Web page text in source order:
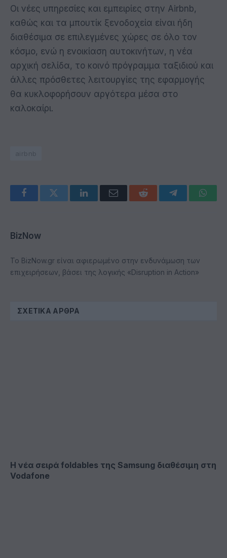
Οι νέες υπηρεσίες και εμπειρίες στην Airbnb,
καθώς και τα μπουτίκ ξενοδοχεία είναι ήδη
διαθέσιμα σε επιλεγμένες χώρες σε όλο τον
κόσμο, ενώ η ενοικίαση αυτοκινήτων, η νέα
αρχική σελίδα, το κοινό πρόγραμμα ταξιδιού και
άλλες πρόσθετες λειτουργίες της εφαρμογής
θα κυκλοφορήσουν αργότερα μέσα στο
καλοκαίρι.
airbnb
FacebookTwitter LinkedInEmail Reddit Telegram
BizNow
Το BizNow.gr είναι αφιερωμένο στην ενδυνάμωση των
επιχειρήσεων, βάσει της λογικής «Disruption in Action»
ΣΧΕΤΙΚΆ ΆΡΘΡΑ
Η νέα σειρά foldables της Samsung διαθέσιμη στη
Vodafone